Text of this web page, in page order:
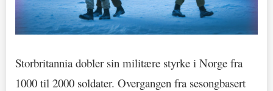
Storbritannia dobler sin militære styrke i Norge fra
1000 til 2000 soldater. Overgangen fra sesongbasert